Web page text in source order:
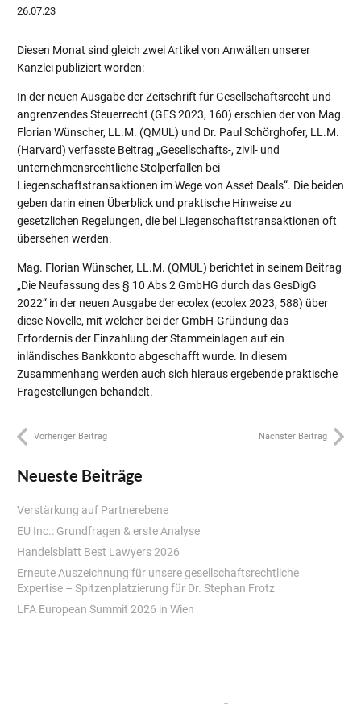
26.07.23
Diesen Monat sind gleich zwei Artikel von Anwälten unserer
Kanzlei publiziert worden:
In der neuen Ausgabe der Zeitschrift für Gesellschaftsrecht und
angrenzendes Steuerrecht (GES 2023, 160) erschien der von Mag.
Florian Wünscher, LL.M. (QMUL) und Dr. Paul Schörghofer, LL.M.
(Harvard) verfasste Beitrag „Gesellschafts-, zivil- und
unternehmensrechtliche Stolperfallen bei
Liegenschaftstransaktionen im Wege von Asset Deals“. Die beiden
geben darin einen Überblick und praktische Hinweise zu
gesetzlichen Regelungen, die bei Liegenschaftstransaktionen oft
übersehen werden.
Mag. Florian Wünscher, LL.M. (QMUL) berichtet in seinem Beitrag
„Die Neufassung des § 10 Abs 2 GmbHG durch das GesDigG
2022“ in der neuen Ausgabe der ecolex (ecolex 2023, 588) über
diese Novelle, mit welcher bei der GmbH-Gründung das
Erfordernis der Einzahlung der Stammeinlagen auf ein
inländisches Bankkonto abgeschafft wurde. In diesem
Zusammenhang werden auch sich hieraus ergebende praktische
Fragestellungen behandelt.
Vorheriger Beitrag Nächster Beitrag
Neueste Beiträge
Verstärkung auf Partnerebene
EU Inc.: Grundfragen & erste Analyse
Handelsblatt Best Lawyers 2026
Erneute Auszeichnung für unsere gesellschaftsrechtliche
Expertise – Spitzenplatzierung für Dr. Stephan Frotz
LFA European Summit 2026 in Wien